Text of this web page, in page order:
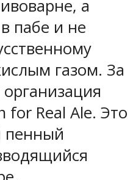
а
пабе и не
газом. За
for Real Ale. Это
пенный